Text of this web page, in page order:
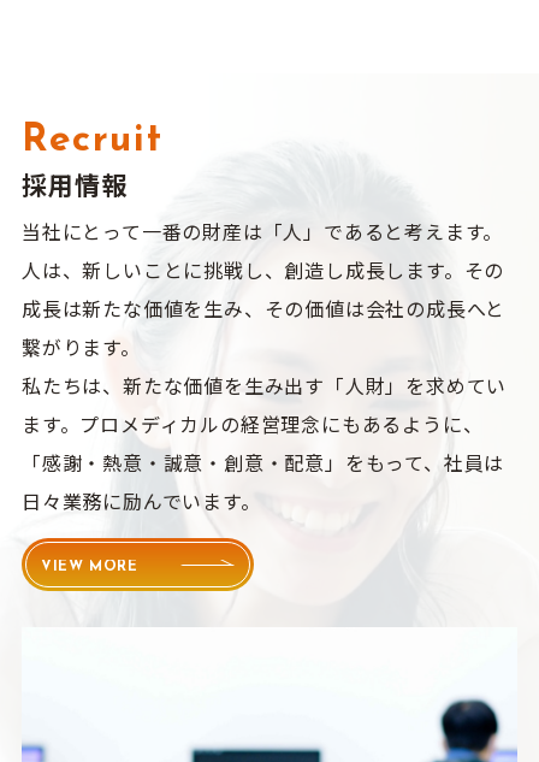
Recruit
採用情報
当社にとって一番の財産は「人」であると考えます。
人は、新しいことに挑戦し、創造し成長します。その
成長は新たな価値を生み、その価値は会社の成長へと
繋がります。
私たちは、新たな価値を生み出す「人財」を求めてい
ます。プロメディカルの経営理念にもあるように、
「感謝・熱意・誠意・創意・配意」をもって、社員は
日々業務に励んでいます。
VIEW MORE